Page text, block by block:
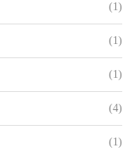
(1)
(1)
(1)
(4)
(1)